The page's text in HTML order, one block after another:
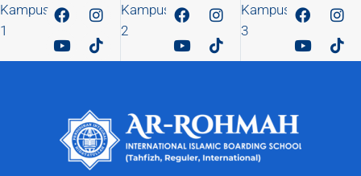
Kampus
1
Kampus
2
Kampus
3